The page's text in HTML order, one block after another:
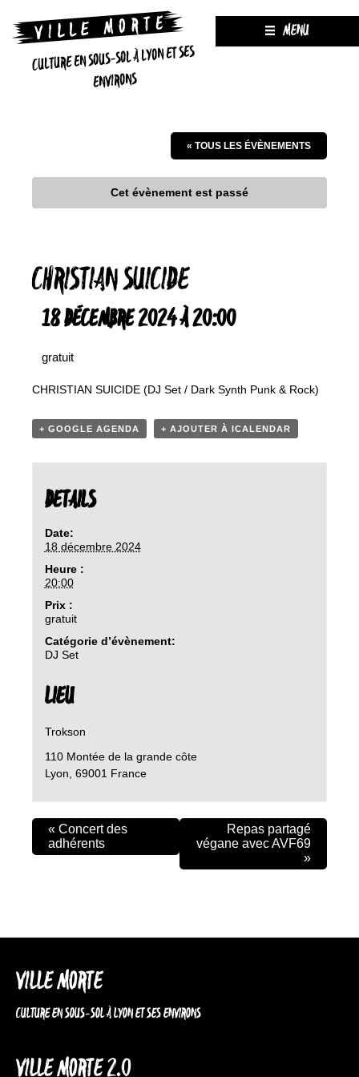
CULTURE EN SOUS-SOL À LYON ET SES
ENVIRONS
MENU
« TOUS LES ÉVÈNEMENTS
Cet évènement est passé
CHRISTIAN SUICIDE
18 DÉCEMBRE 2024 À 20:00
gratuit
CHRISTIAN SUICIDE (DJ Set / Dark Synth Punk & Rock)
+ GOOGLE AGENDA + AJOUTER À ICALENDAR
DETAILS
Date:
18 décembre 2024
Heure :
20:00
Prix :
gratuit
Catégorie d’évènement:
DJ Set
LIEU
Trokson
110 Montée de la grande côte
Lyon 69001 France
« Concert des
adhérents
Repas partagé
végane avec AVF69
»
VILLE MORTE
CULTURE EN SOUS-SOL À LYON ET SES ENVIRONS
VILLE MORTE 2.0